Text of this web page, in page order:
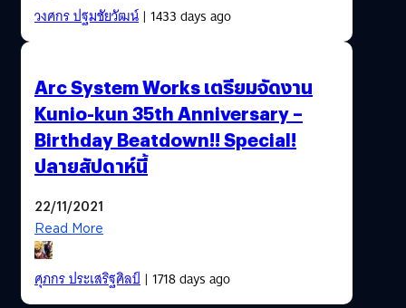
วงศกร ปฐมชัยวัฒน์| 1433 days ago
Arc System Works เตรียมจัดงาน
Kunio-kun 35th Anniversary –
Birthday Beatdown!! Special!
ปลายสัปดาห์นี้
22/11/2021
Read More
ศุภกร ประเสริฐศิลป์| 1718 days ago